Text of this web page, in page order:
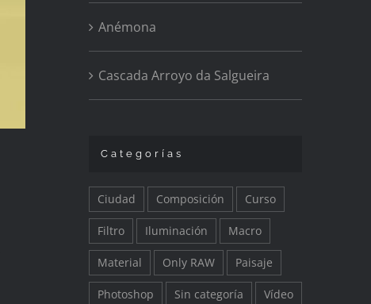
Anémona
Cascada Arroyo da Salgueira
Categorías
Ciudad Composición Curso
Filtro Iluminación Macro
Material Only RAW Paisaje
Photoshop Sin categoría Vídeo